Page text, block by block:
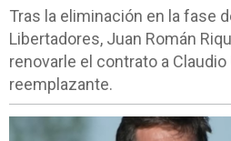
Tras la eliminación en la fase
Libertadores, Juan Román
renovarle el contrato a Claudio
reemplazante.